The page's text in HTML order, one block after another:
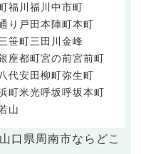
福川福川中市町
り 戸田本陣町本町
笹町三田川金峰
座都町宮の前宮前町
八代安田柳町弥生町
町米光呼坂呼坂本町
山
口県周南市ならどこ